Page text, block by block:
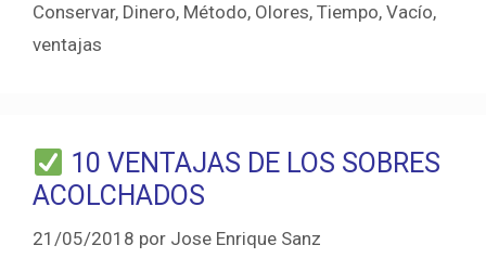
Conservar, Dinero, Método, Olores, Tiempo, Vacío,
ventajas
10 VENTAJAS DE LOS SOBRES
ACOLCHADOS
21/05/2018 por Jose Enrique Sanz